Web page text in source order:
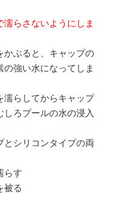
らさないようにしま
かぶると、キャップの
強い水になってしま
濡らしてからキャップ
ろプールの水の浸入
とシリコンタイプの両
らす
被る